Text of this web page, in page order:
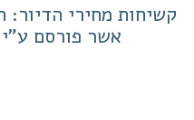
קשיחות מחירי
אשר פורסם